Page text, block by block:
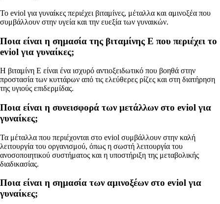
Το eviol για γυναίκες περιέχει βιταμίνες, μέταλλα και αμινοξέα που
συμβάλλουν στην υγεία και την ευεξία των γυναικών.
Ποια είναι η σημασία της βιταμίνης E που περιέχει το
eviol για γυναίκες;
Η βιταμίνη Ε είναι ένα ισχυρό αντιοξειδωτικό που βοηθά στην
προστασία των κυττάρων από τις ελεύθερες ρίζες και στη διατήρηση
της υγιούς επιδερμίδας.
Ποια είναι η συνεισφορά των μετάλλων στο eviol για
γυναίκες;
Τα μέταλλα που περιέχονται στο eviol συμβάλλουν στην καλή
λειτουργία του οργανισμού, όπως η σωστή λειτουργία του
ανοσοποιητικού συστήματος και η υποστήριξη της μεταβολικής
διαδικασίας.
Ποια είναι η σημασία των αμινοξέων στο eviol για
γυναίκες;